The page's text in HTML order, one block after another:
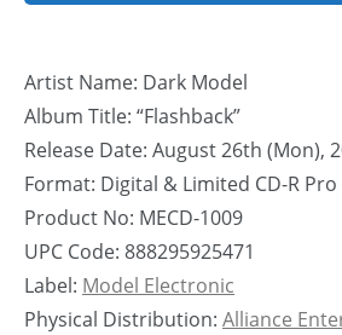
Artist Name: Dark Model
Album Title: “Flashback”
Release Date: August 26th (Mon),
Format: Digital & Limited CD-R Pro
Product No: MECD-1009
UPC Code: 888295925471
Label: Model Electronic
Physical Distribution: Alliance